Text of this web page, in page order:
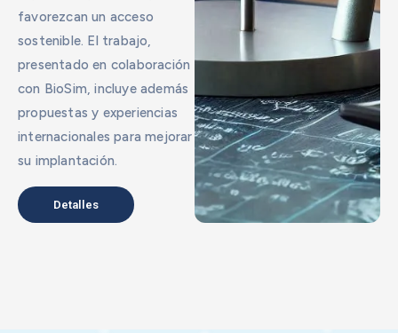
favorezcan un acceso
sostenible. El trabajo,
presentado en colaboración
con BioSim, incluye además
propuestas y experiencias
internacionales para mejorar
su implantación.
Detalles